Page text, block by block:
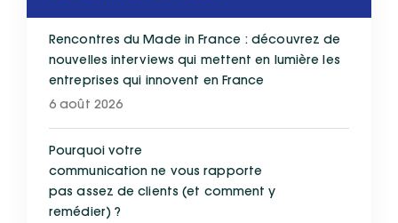
Rencontres du Made in France : découvrez de
nouvelles interviews qui mettent en lumière les
entreprises qui innovent en France
6 août 2026
Pourquoi votre
communication ne vous rapporte
pas assez de clients (et comment y
remédier) ?